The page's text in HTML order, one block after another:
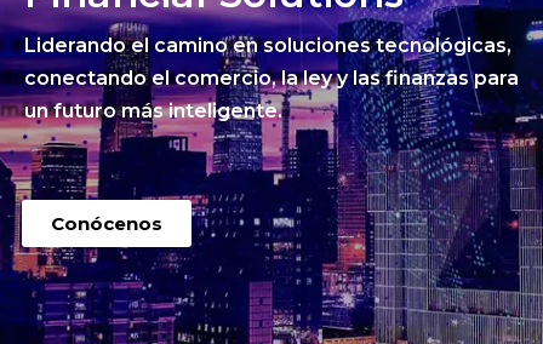
Liderando el camino en soluciones tecnológicas,
conectando el comercio, la ley y las finanzas para
un futuro más inteligente.
Conócenos